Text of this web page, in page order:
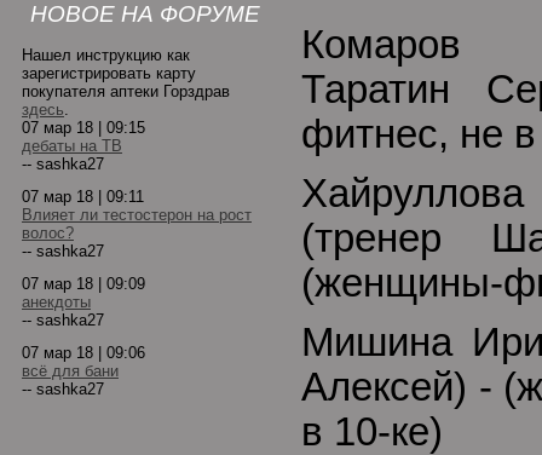
НОВОЕ НА ФОРУМЕ
Нашел инструкцию как
зарегистрировать карту
покупателя аптеки Горздрав
здесь.
07 мар 18 | 09:15
дебаты на ТВ
-- sashka27
07 мар 18 | 09:11
Влияет ли тестостерон на рост
волос?
-- sashka27
07 мар 18 | 09:09
анекдоты
-- sashka27
07 мар 18 | 09:06
всё для бани
-- sashka27
Комаров
Таратин
фитнес, не
(тренер
(женщины-
Мишина
Алексей) -
в 10-ке)